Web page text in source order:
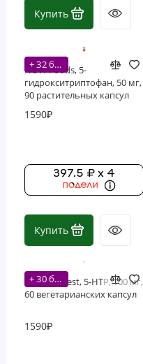
Фосфолипиды
Витамины
Купить
+ 32 бонусов
NOW Foods, 5-
гидрокситриптофан, 50 мг,
90 растительных капсул
1590₽
397.5 ₽ x 4
Купить
+ 30 бонусов
Doctor's Best, 5-HTP, 100 мг,
60 вегетарианских капсул
1590₽